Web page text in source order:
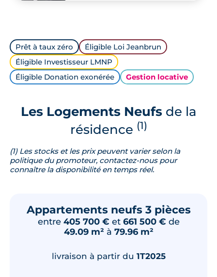
Prêt à taux zéro
Éligible Loi Jeanbrun
Éligible Investisseur LMNP
Éligible Donation exonérée
Gestion locative
Les Logements Neufsde la
résidence (1)
(1) Les stocks et les prix peuvent varier selon la
politique du promoteur, contactez-nous pour
connaître la disponibilité en temps réel.
Appartements neufs 3 pièces
entre 405 700 € et 661 500 € de
49.09 m² à 79.96 m²
livraison à partir du 1T2025